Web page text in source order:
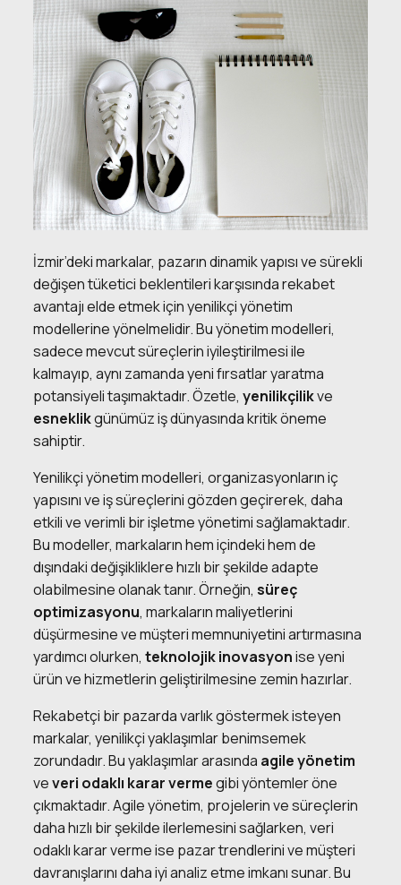
İzmir’deki markalar, pazarın dinamik yapısı ve sürekli
değişen tüketici beklentileri karşısında rekabet
avantajı elde etmek için yenilikçi yönetim
modellerine yönelmelidir. Bu yönetim modelleri,
sadece mevcut süreçlerin iyileştirilmesi ile
kalmayıp, aynı zamanda yeni fırsatlar yaratma
potansiyeli taşımaktadır. Özetle,yenilikçilikve
esneklikgünümüz iş dünyasında kritik öneme
sahiptir.
Yenilikçi yönetim modelleri, organizasyonların iç
yapısını ve iş süreçlerini gözden geçirerek, daha
etkili ve verimli bir işletme yönetimi sağlamaktadır.
Bu modeller, markaların hem içindeki hem de
dışındaki değişikliklere hızlı bir şekilde adapte
olabilmesine olanak tanır. Örneğin,süreç
optimizasyonu, markaların maliyetlerini
düşürmesine ve müşteri memnuniyetini artırmasına
yardımcı olurken,teknolojik inovasyonise yeni
ürün ve hizmetlerin geliştirilmesine zemin hazırlar.
Rekabetçi bir pazarda varlık göstermek isteyen
markalar, yenilikçi yaklaşımlar benimsemek
zorundadır. Bu yaklaşımlar arasında agile yönetim
veveri odaklı karar vermegibi yöntemler öne
çıkmaktadır. Agile yönetim, projelerin ve süreçlerin
daha hızlı bir şekilde ilerlemesini sağlarken, veri
odaklı karar verme ise pazar trendlerini ve müşteri
davranışlarını daha iyi analiz etme imkanı sunar. Bu